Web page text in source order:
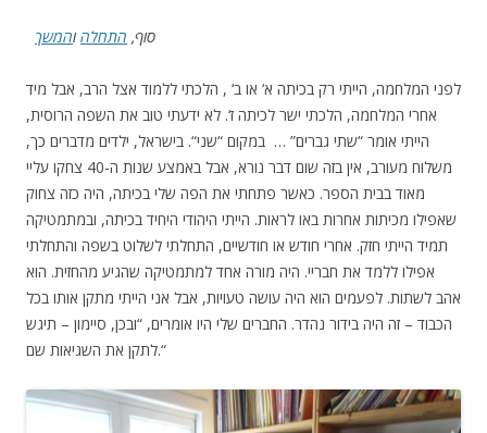
סוף, התחלה והמשך
לפני המלחמה, הייתי רק בכיתה א‘ או ב‘ , הלכתי ללמוד אצל הרב, אבל מיד
אחרי המלחמה, הלכתי ישר לכיתה ז‘. לא ידעתי טוב את השפה הרוסית,
הייתי אומר “שתי גברים” … במקום “שני“. בישראל, ילדים מדברים כך,
משלוח מעורב, אין בזה שום דבר נורא, אבל באמצע שנות ה-40 צחקו עליי
מאוד בבית הספר. כאשר פתחתי את הפה שלי בכיתה, היה כזה צחוק
שאפילו מכיתות אחרות באו לראות. הייתי היהודי היחיד בכיתה, ובמתמטיקה
תמיד הייתי חזק. אחרי חודש או חודשיים, התחלתי לשלוט בשפה והתחלתי
אפילו ללמד את חבריי. היה מורה אחד למתמטיקה שהגיע מהחזית. הוא
אהב לשתות. לפעמים הוא היה עושה טעויות, אבל אני הייתי מתקן אותו בכל
הכבוד – זה היה בידור נהדר. החברים שלי היו אומרים, “ובכן, סיימון – תיגש
לתקן את השגיאות שם.“